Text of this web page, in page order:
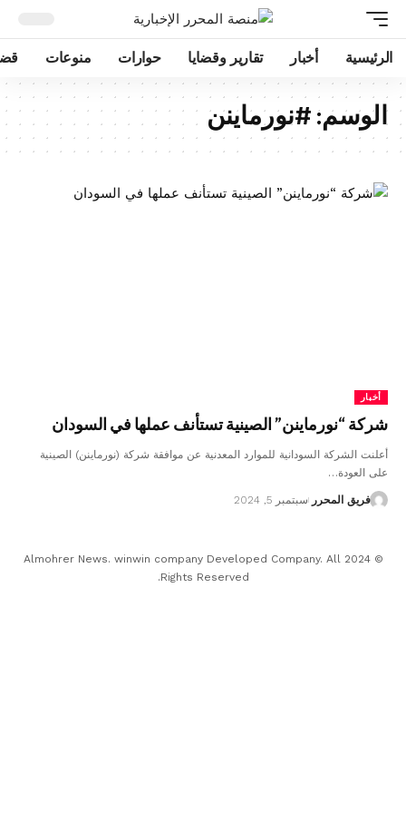
الرئيسية أخبار تقارير وقضايا حوارات منوعات
الوسم: #نورماينن
أخبار
شركة “نورماينن” الصينية تستأنف عملها في السودان
أعلنت الشركة السودانية للموارد المعدنية عن موافقة شركة (نورماينن) الصينية
على العودة…
فريق المحرر سبتمبر 5, 2024
© 2024 Almohrer News. winwin company Developed Company. All
Rights Reserved.